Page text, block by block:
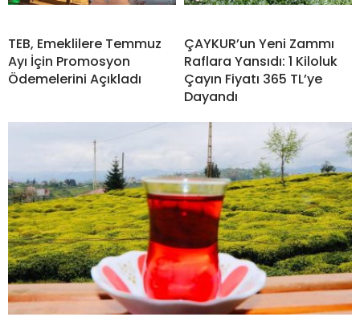
TEB, Emeklilere Temmuz
Ayı İçin Promosyon
Ödemelerini Açıkladı
ÇAYKUR’un Yeni Zammı
Raflara Yansıdı: 1 Kiloluk
Çayın Fiyatı 365 TL’ye
Dayandı